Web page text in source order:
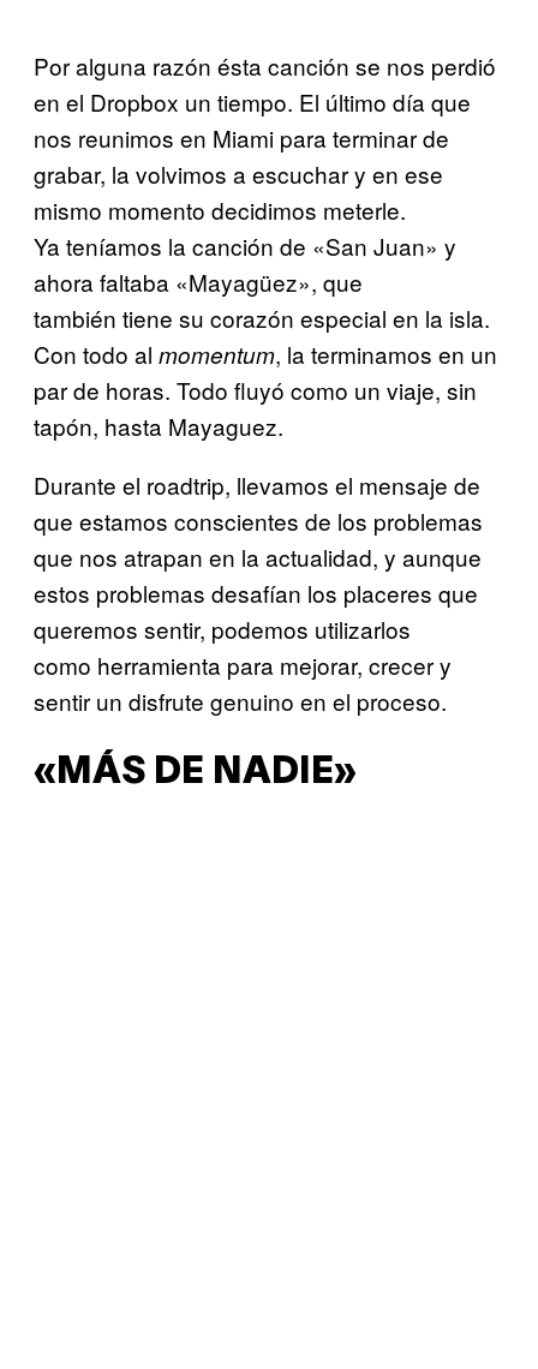
Por alguna razón ésta canción se nos perdió
en el Dropbox un tiempo. El último día que
nos reunimos en Miami para terminar de
grabar, la volvimos a escuchar y en ese
mismo momento decidimos meterle.
Ya teníamos la canción de «San Juan» y
ahora faltaba «Mayagüez», que
también tiene su corazón especial en la isla.
Con todo al momentum, la terminamos en un
par de horas. Todo fluyó como un viaje, sin
tapón, hasta Mayaguez.
Durante el roadtrip, llevamos el mensaje de
que estamos conscientes de los problemas
que nos atrapan en la actualidad, y aunque
estos problemas desafían los placeres que
queremos sentir, podemos utilizarlos
como herramienta para mejorar, crecer y
sentir un disfrute genuino en el proceso.
«MÁS DE NADIE»